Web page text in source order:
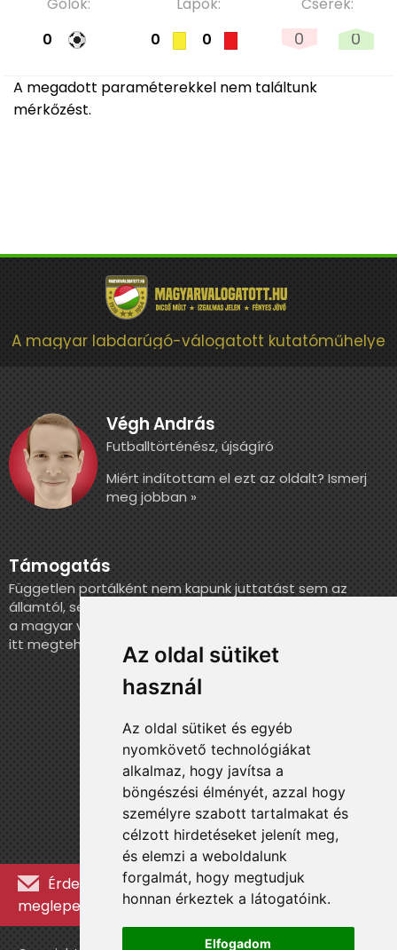
Az oldal sütiket
használ
Az oldal sütiket és egyéb
nyomkövető technológiákat
alkalmaz, hogy javítsa a
böngészési élményét, azzal hogy
személyre szabott tartalmakat és
célzott hirdetéseket jelenít meg,
és elemzi a weboldalunk
forgalmát, hogy megtudjuk
honnan érkeztek a látogatóink.
Elfogadom
0
0
0 0 0
A megadott paraméterekkel nem találtunk
mérkőzést.
A magyar labdarúgó-válogatott kutatóműhelye
Végh András
Futballtörténész, újságíró
Miért indítottam el ezt az oldalt? Ismerj
meg jobban »
Támogatás
Független portálként nem kapunk juttatást sem az
államtól, sem más szervezettől. Ha szeretnél segíteni
a magyar válogatott történelmének feldolgozásában,
itt megteheted.
Érdekességekért, kulisszatitkokért és
meglepetésekért iratkozz fel a hírlevélre »